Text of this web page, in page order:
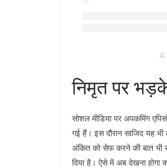
A
निमृत पर
सोशल मीडिया पर अपकमिंग
गई हैं। इस दौरान साजिद यह
अंकित को सेफ करने की बात भी
दिया है। ऐसे में अब देखना होगा